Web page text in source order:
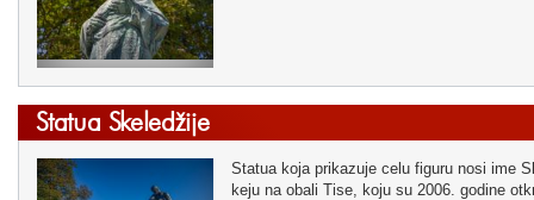
Statua Skeledžije
Statua koja prikazuje celu figuru nosi ime
keju na obali Tise, koju su 2006. godine